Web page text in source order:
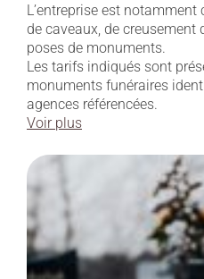
L’entreprise est
de caveaux, de creusement
poses de monuments.
Les tarifs indiqués sont
monuments funéraires
agences référencées.
Voir plus